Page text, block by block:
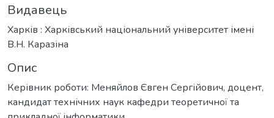
Видавець
Харків : Харківський національний університет імені
В.Н. Каразіна
Опис
Керівник роботи: Меняйлов Євген Сергійович, доцент,
кандидат технічних наук кафедри теоретичної та